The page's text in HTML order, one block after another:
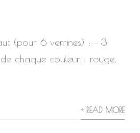
(pour 6 verrines) : – 3
chaque couleur : rouge,
+ READ MORE